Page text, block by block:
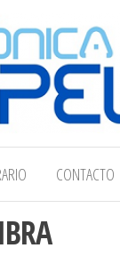
COMPEL
CONTACTO